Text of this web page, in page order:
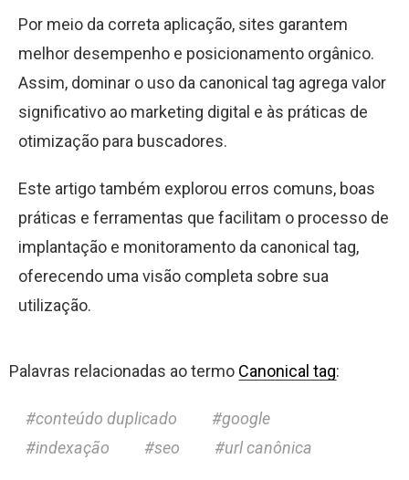
Por meio da correta aplicação, sites garantem
melhor desempenho e posicionamento orgânico.
Assim, dominar o uso da canonical tag agrega valor
significativo ao marketing digital e às práticas de
otimização para buscadores.
Este artigo também explorou erros comuns, boas
práticas e ferramentas que facilitam o processo de
implantação e monitoramento da canonical tag,
oferecendo uma visão completa sobre sua
utilização.
Palavras relacionadas ao termo Canonical tag:
conteúdo duplicado
google
indexação
seo url canônica